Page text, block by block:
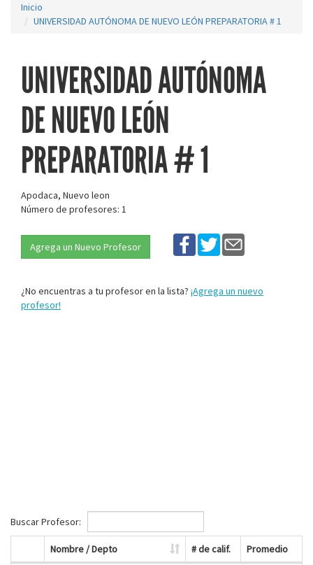
Inicio
UNIVERSIDAD AUTÓNOMA DE NUEVO LEÓN PREPARATORIA # 1
UNIVERSIDAD AUTÓNOMA
DE NUEVO LEÓN
PREPARATORIA # 1
Apodaca, Nuevo leon
Número de profesores: 1
Agrega un Nuevo Profesor
¿No encuentras a tu profesor en la lista? ¡Agrega un nuevo
profesor!
Buscar Profesor:
Nombre / Depto # de calif. Promedio